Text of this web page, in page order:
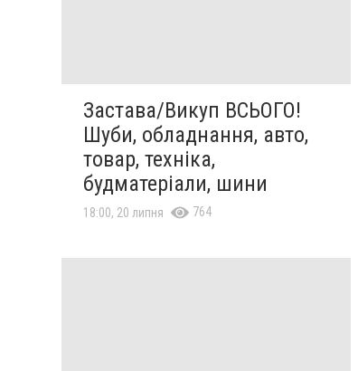
Застава/Викуп ВСЬОГО!
Шуби, обладнання, авто,
товар, техніка,
будматеріали, шини
18:00, 20 липня 764